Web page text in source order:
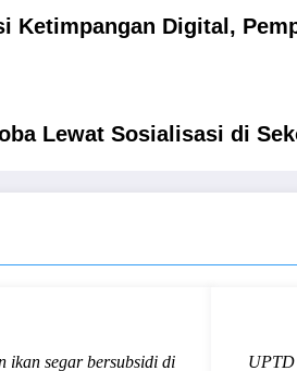
Ketimpangan Digital,
Lewat Sosialisasi di
ikan segar bersubsidi di
UPTD